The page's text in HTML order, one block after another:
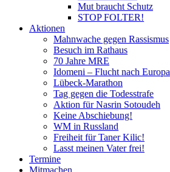
Mut braucht Schutz
STOP FOLTER!
Aktionen
Mahnwache gegen Rassismus
Besuch im Rathaus
70 Jahre MRE
Idomeni – Flucht nach Europa
Lübeck-Marathon
Tag gegen die Todesstrafe
Aktion für Nasrin Sotoudeh
Keine Abschiebung!
WM in Russland
Freiheit für Taner Kilic!
Lasst meinen Vater frei!
Termine
Mitmachen